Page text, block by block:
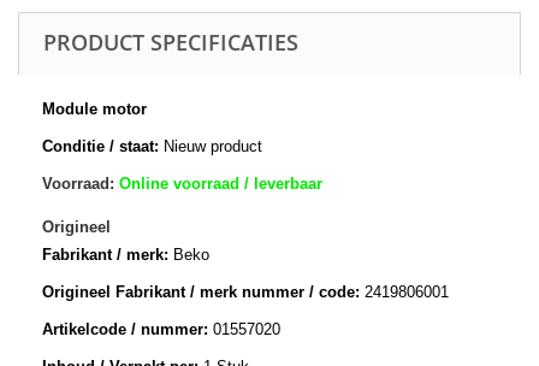
PRODUCT SPECIFICATIES
Module motor
Conditie / staat: Nieuw product
Voorraad: Online voorraad / leverbaar
Origineel
Fabrikant / merk: Beko
Origineel Fabrikant / merk nummer / code: 2419806001
Artikelcode / nummer: 01557020